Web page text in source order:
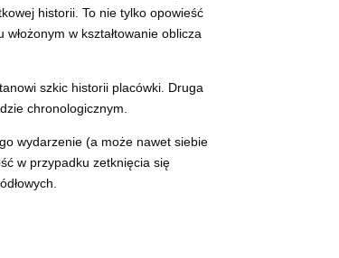
historii. To nie tylko opowieść
w kształtowanie oblicza
szkic historii placówki. Druga
chronologicznym.
wydarzenie (a może nawet siebie
w przypadku zetknięcia się